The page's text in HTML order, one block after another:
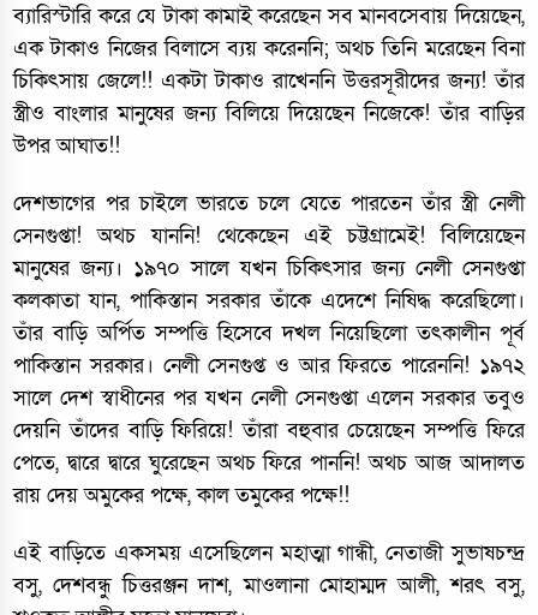
ব্যারিস্টারি করে যে টাকা কামাই করেছেন সব মানবসেবায় দিয়েছেন,
এক টাকাও নিজের বিলাসে ব্যয় করেননি; অথচ তিনি মরেছেন বিনা
চিকিৎসায় জেলে!! একটা টাকাও রাখেননি উত্তরসূরীদের জন্য! তাঁর
স্ত্রীও বাংলার মানুষের জন্য বিলিয়ে দিয়েছেন নিজেকে! তাঁর বাড়ির
উপর আঘাত!!
দেশভাগের পর চাইলে ভারতে চলে যেতে পারতেন তাঁর স্ত্রী নেলী
সেনগুপ্তা! অথচ যাননি! থেকেছেন এই চট্টগ্রামেই! বিলিয়েছেন
মানুষের জন্য। ১৯৭০ সালে যখন চিকিৎসার জন্য নেলী সেনগুপ্তা
কলকাতা যান, পাকিস্তান সরকার তাঁকে এদেশে নিষিদ্ধ করেছিলো।
তাঁর বাড়ি অর্পিত সম্পত্তি হিসেবে দখল নিয়েছিলো তৎকালীন পূর্ব
পাকিস্তান সরকার। নেলী সেনগুপ্ত ও আর ফিরতে পারেননি! ১৯৭২
সালে দেশ স্বাধীনের পর যখন নেলী সেনগুপ্তা এলেন সরকার তবুও
দেয়নি তাঁদের বাড়ি ফিরিয়ে! তাঁরা বহুবার চেয়েছেন সম্পত্তি ফিরে
পেতে, দ্বারে দ্বারে ঘুরেছেন অথচ ফিরে পাননি! অথচ আজ আদালত
রায় দেয় অমুকের পক্ষে, কাল তমুকের পক্ষে!!
এই বাড়িতে একসময় এসেছিলেন মহাত্মা গান্ধী, নেতাজী সুভাষচন্দ্র
বসু, দেশবন্ধু চিত্তরঞ্জন দাশ, মাওলানা মোহাম্মদ আলী, শরৎ বসু,